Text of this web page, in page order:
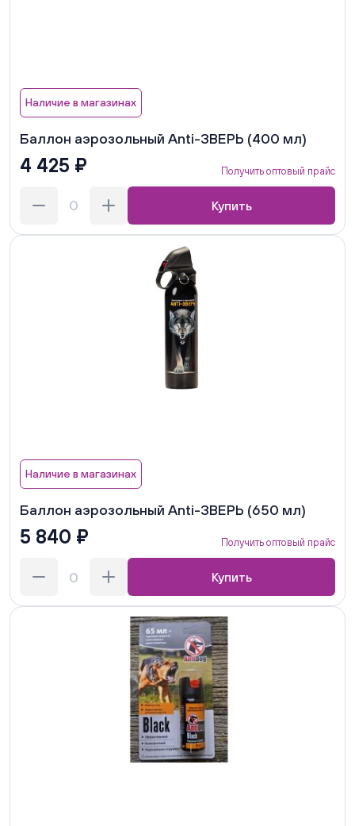
Наличие в магазинах
Баллон аэрозольный Anti-ЗВЕРЬ (400 мл)
4 425 ₽ Получить оптовый прайс
Купить
Наличие в магазинах
Баллон аэрозольный Anti-ЗВЕРЬ (650 мл)
5 840 ₽ Получить оптовый прайс
Купить